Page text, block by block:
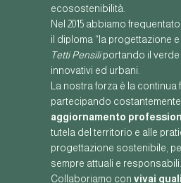
ecosostenibilità.
Nel 2015 abbiamo
il diploma “la progettazione
Tetti Pensiliportando il
innovativi ed urbani.
La nostra forza è la continua
partecipando
aggiornamento
tutela del territorio e alle
progettazione sostenibile,
sempre attuali e responsabili.
Collaboriamo con vivai